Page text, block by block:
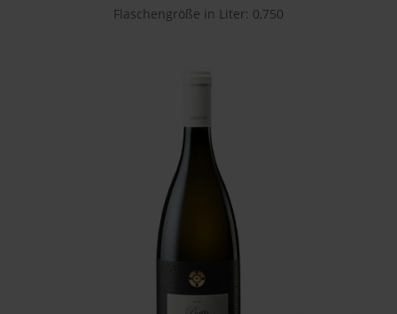
Flaschengröße in Liter: 0,750